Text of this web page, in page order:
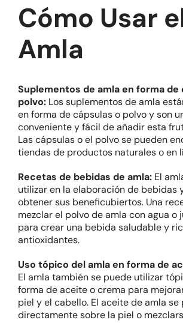
Cómo Usar
Amla
Suplementos de amla en forma de
polvo:Los suplementos de amla
en forma de cápsulas o polvo y son
conveniente y fácil de añadir esta
Las cápsulas o el polvo se pueden
tiendas de productos naturales o en
Recetas de bebidas de amla:El
utilizar en la elaboración de bebidas
obtener sus beneficubiertos. Una
mezclar el polvo de amla con agua o
para crear una bebida saludable y
antioxidantes.
Uso tópico del amla en forma de
El amla también se puede utilizar
forma de aceite o crema para
piel y el cabello. El aceite de amla
directamente sobre la piel o